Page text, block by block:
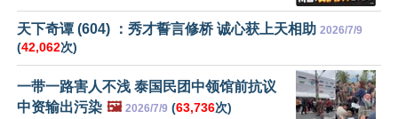
天下奇谭 (604) ：秀才誓言修桥 诚心获上天相助 2026/7/9
(42,062次)
一带一路害人不浅 泰国民团中领馆前抗议
中资输出污染 🖼️ 2026/7/9 (63,736次)